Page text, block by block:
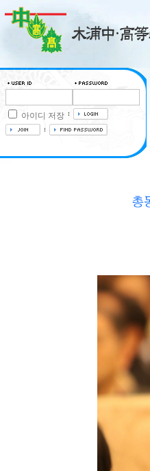
아이디 저장